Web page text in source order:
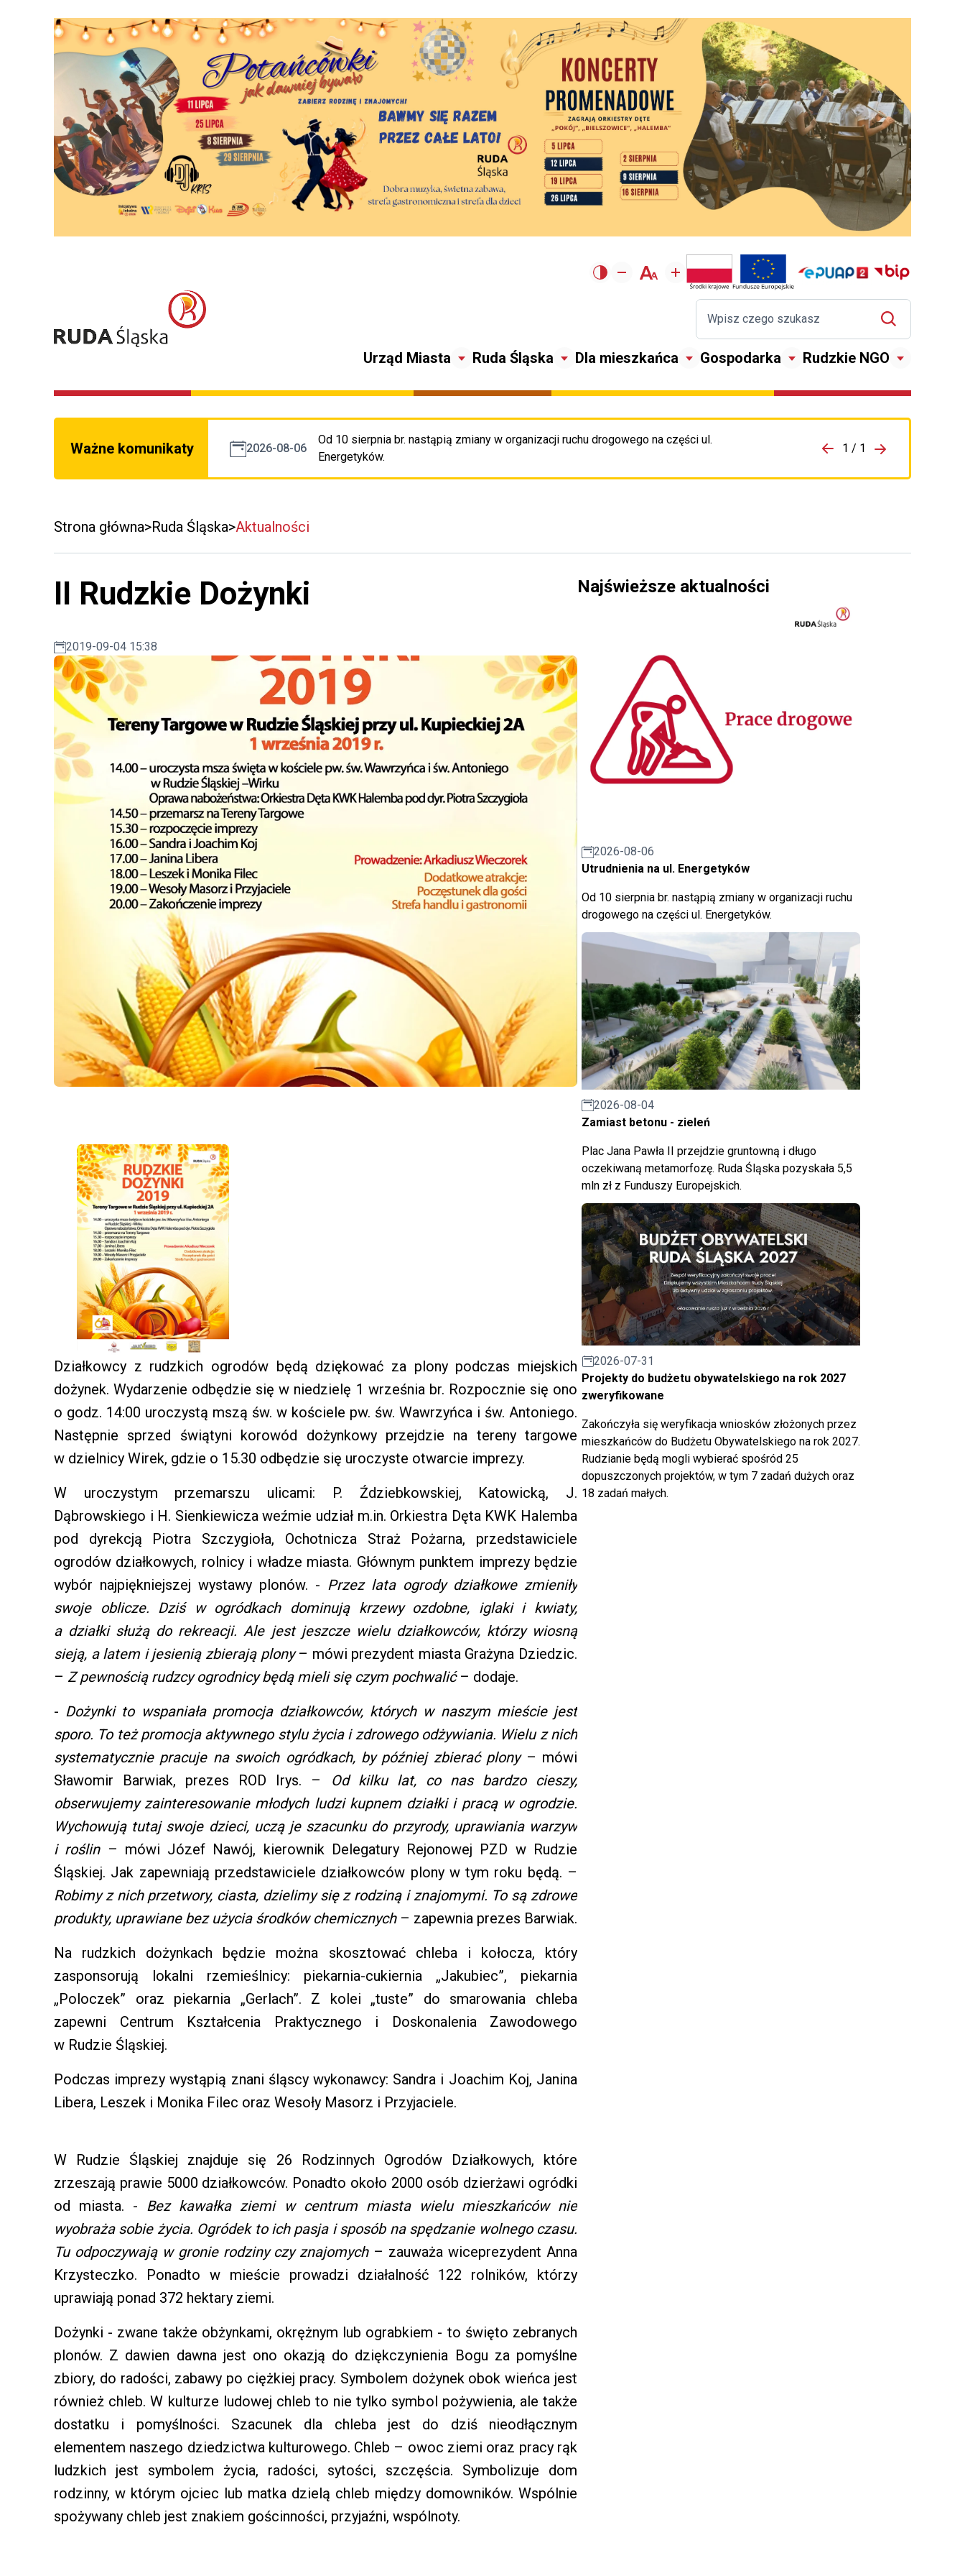
Urząd Miasta Ruda Śląska Dla mieszkańca Gospodarka Rudzkie NGO
Ważne komunikaty 2026-08-06
Od 10 sierpnia br. nastąpią zmiany w organizacji ruchu drogowego na części ul.
Energetyków.
Przejdź do porzpedniego komunikatu 1 / 1
Przejdź do
Strona główna Ruda Śląska Aktualności
II Rudzkie Dożynki
2019-09-04 15:38
Działkowcy z rudzkich ogrodów będą dziękować za plony podczas miejskich
dożynek. Wydarzenie odbędzie się w niedzielę 1 września br. Rozpocznie się ono
o godz. 14:00 uroczystą mszą św. w kościele pw. św. Wawrzyńca i św. Antoniego.
Następnie sprzed świątyni korowód dożynkowy przejdzie na tereny targowe
w dzielnicy Wirek, gdzie o 15.30 odbędzie się uroczyste otwarcie imprezy.
W uroczystym przemarszu ulicami: P. Ździebkowskiej, Katowicką, J.
Dąbrowskiego i H. Sienkiewicza weźmie udział m.in. Orkiestra Dęta KWK Halemba
pod dyrekcją Piotra Szczygioła, Ochotnicza Straż Pożarna, przedstawiciele
ogrodów działkowych, rolnicy i władze miasta. Głównym punktem imprezy będzie
wybór najpiękniejszej wystawy plonów. - Przez lata ogrody działkowe zmieniły
swoje oblicze. Dziś w ogródkach dominują krzewy ozdobne, iglaki i kwiaty,
a działki służą do rekreacji. Ale jest jeszcze wielu działkowców, którzy wiosną
sieją, a latem i jesienią zbierają plony– mówi prezydent miasta Grażyna Dziedzic.
– Z pewnością rudzcy ogrodnicy będą mieli się czym pochwalić – dodaje.
- Dożynki to wspaniała promocja działkowców, których w naszym mieście jest
sporo. To też promocja aktywnego stylu życia i zdrowego odżywiania. Wielu z nich
systematycznie pracuje na swoich ogródkach, by później zbierać plony– mówi
Sławomir Barwiak, prezes ROD Irys. –
Od kilku lat, co nas bardzo cieszy,
obserwujemy zainteresowanie młodych ludzi kupnem działki i pracą w ogrodzie.
Wychowują tutaj swoje dzieci, uczą je szacunku do przyrody, uprawiania warzyw
i roślin – mówi Józef Nawój, kierownik Delegatury Rejonowej PZD w Rudzie
Śląskiej. Jak zapewniają przedstawiciele działkowców plony w tym roku będą. –
Robimy z nich przetwory, ciasta, dzielimy się z rodziną i znajomymi. To są zdrowe
produkty, uprawiane bez użycia środków chemicznych– zapewnia prezes Barwiak.
Na rudzkich dożynkach będzie można skosztować chleba i kołocza, który
zasponsorują lokalni rzemieślnicy: piekarnia-cukiernia „Jakubiec”, piekarnia
„Poloczek” oraz piekarnia „Gerlach”. Z kolei „tuste” do smarowania chleba
zapewni Centrum Kształcenia Praktycznego i Doskonalenia Zawodowego
w Rudzie Śląskiej.
Podczas imprezy wystąpią znani śląscy wykonawcy: Sandra i Joachim Koj, Janina
Libera, Leszek i Monika Filec oraz Wesoły Masorz i Przyjaciele.
W Rudzie Śląskiej znajduje się 26 Rodzinnych Ogrodów Działkowych, które
zrzeszają prawie 5000 działkowców. Ponadto około 2000 osób dzierżawi ogródki
od miasta. - Bez kawałka ziemi w centrum miasta wielu mieszkańców nie
wyobraża sobie życia. Ogródek to ich pasja i sposób na spędzanie wolnego czasu.
Tu odpoczywają w gronie rodziny czy znajomych – zauważa wiceprezydent Anna
Krzysteczko. Ponadto w mieście prowadzi działalność 122 rolników, którzy
uprawiają ponad 372 hektary ziemi.
Dożynki - zwane także obżynkami, okrężnym lub ograbkiem - to święto zebranych
plonów. Z dawien dawna jest ono okazją do dziękczynienia Bogu za pomyślne
zbiory, do radości, zabawy po ciężkiej pracy. Symbolem dożynek obok wieńca jest
również chleb. W kulturze ludowej chleb to nie tylko symbol pożywienia, ale także
dostatku i pomyślności. Szacunek dla chleba jest do dziś nieodłącznym
elementem naszego dziedzictwa kulturowego. Chleb – owoc ziemi oraz pracy rąk
ludzkich jest symbolem życia, radości, sytości, szczęścia. Symbolizuje dom
rodzinny, w którym ojciec lub matka dzielą chleb między domowników. Wspólnie
spożywany chleb jest znakiem gościnności, przyjaźni, wspólnoty.
Najświeższe aktualności
2026-08-06
Utrudnienia na ul. Energetyków
Od 10 sierpnia br. nastąpią zmiany w organizacji ruchu
drogowego na części ul. Energetyków.
2026-08-04
Zamiast betonu - zieleń
Plac Jana Pawła II przejdzie gruntowną i długo
oczekiwaną metamorfozę. Ruda Śląska pozyskała 5,5
mln zł z Funduszy Europejskich.
2026-07-31
Projekty do budżetu obywatelskiego na rok 2027
zweryfikowane
Zakończyła się weryfikacja wniosków złożonych przez
mieszkańców do Budżetu Obywatelskiego na rok 2027.
Rudzianie będą mogli wybierać spośród 25
dopuszczonych projektów, w tym 7 zadań dużych oraz
18 zadań małych.